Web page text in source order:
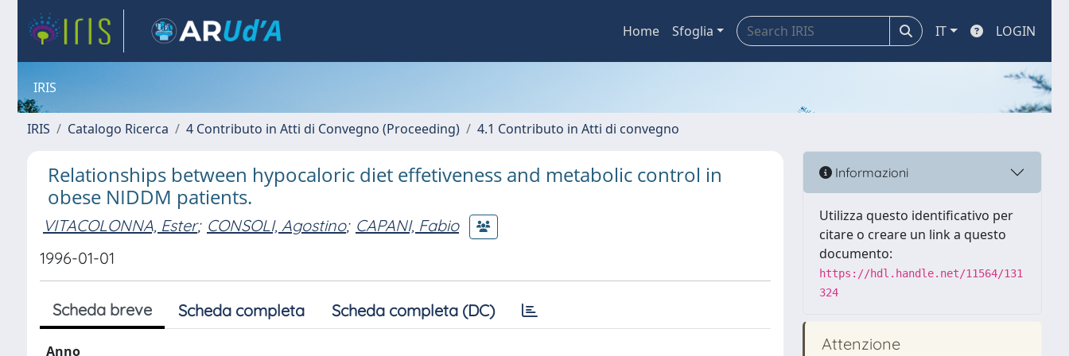
Home Sfoglia IT LOGIN
IRIS
IRIS Catalogo Ricerca 4 Contributo in Atti di Convegno (Proceeding) 4.1 Contributo in Atti di convegno
Relationships between hypocaloric diet effetiveness and metabolic control in
obese NIDDM patients.
VITACOLONNA, Ester; CONSOLI, Agostino; CAPANI, Fabio
1996-01-01
Scheda breve Scheda completa Scheda completa (DC)
Anno
Informazioni
Utilizza questo identificativo per
citare o creare un link a questo
documento:
https://hdl.handle.net/11564/131
324
Attenzione